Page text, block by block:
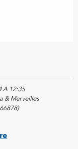
A 12:35
& Merveilles
)